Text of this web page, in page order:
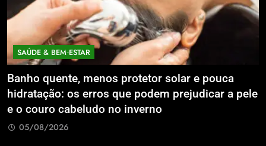
SAÚDE & BEM‑ESTAR
Banho quente, menos protetor solar e pouca
hidratação: os erros que podem prejudicar a pele
e o couro cabeludo no inverno
05/08/2026